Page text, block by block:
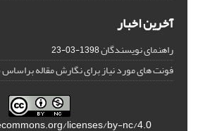
آخرین اخبار
راهنمای نویسندگان1398-03-23
فونت های مورد نیاز برای نگارش مقاله
licenses/by-nc/4.0/